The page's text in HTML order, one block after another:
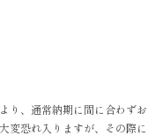
り、通常納期に間に合わずお
変恐れ入りますが、その際に